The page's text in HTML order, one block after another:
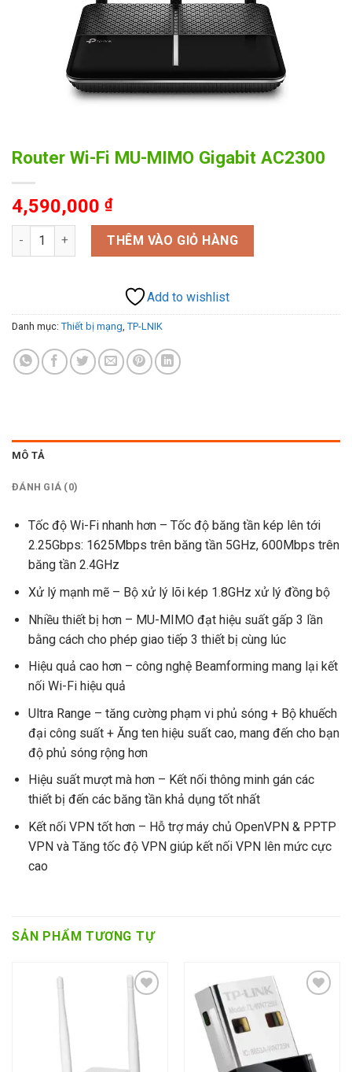
Router Wi-Fi MU-MIMO Gigabit AC2300
4,590,000 ₫
Router Wi-Fi MU-MIMO Gigabit AC2300 số lượng
THÊM VÀO GIỎ HÀNG
Add to wishlist
Danh mục: Thiết bị mạng, TP-LNIK
MÔ TẢ
ĐÁNH GIÁ (0)
Tốc độ Wi-Fi nhanh hơn – Tốc độ băng tần kép lên tới
2.25Gbps: 1625Mbps trên băng tần 5GHz, 600Mbps trên
băng tần 2.4GHz
Xử lý mạnh mẽ – Bộ xử lý lõi kép 1.8GHz xử lý đồng bộ
Nhiều thiết bị hơn – MU-MIMO đạt hiệu suất gấp 3 lần
bằng cách cho phép giao tiếp 3 thiết bị cùng lúc
Hiệu quả cao hơn – công nghệ Beamforming mang lại kết
nối Wi-Fi hiệu quả
Ultra Range – tăng cường phạm vi phủ sóng + Bộ khuếch
đại công suất + Ăng ten hiệu suất cao, mang đến cho bạn
độ phủ sóng rộng hơn
Hiệu suất mượt mà hơn – Kết nối thông minh gán các
thiết bị đến các băng tần khả dụng tốt nhất
Kết nối VPN tốt hơn – Hỗ trợ máy chủ OpenVPN & PPTP
VPN và Tăng tốc độ VPN giúp kết nối VPN lên mức cực
cao
SẢN PHẨM TƯƠNG TỰ
Add to wishlist Add to wishlist